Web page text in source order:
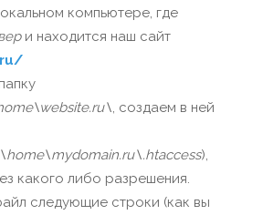
компьютере, где
и находится наш сайт
, создаем в ней
),
какого либо разрешения.
следующие строки (как вы